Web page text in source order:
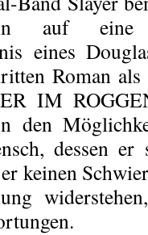
auf
eines
Roman
IM
den
dessen
keinen